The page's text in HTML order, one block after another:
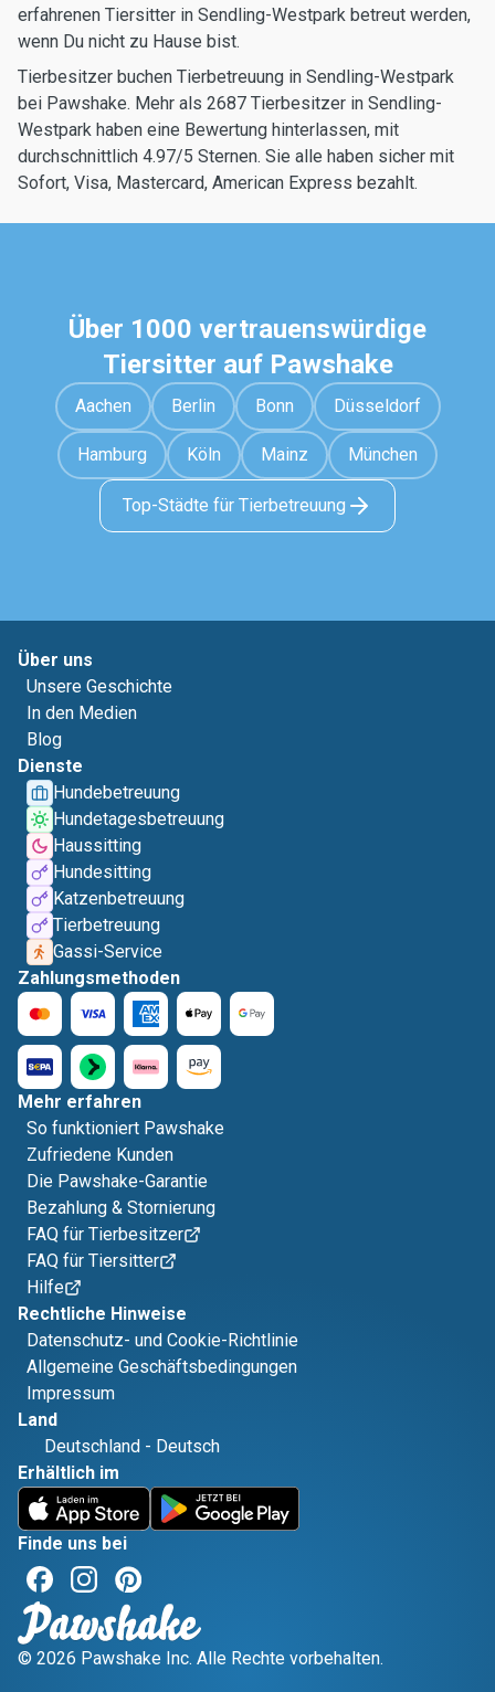
erfahrenen Tiersitter in Sendling-Westpark betreut werden,
wenn Du nicht zu Hause bist.
Tierbesitzer buchen Tierbetreuung in Sendling-Westpark
bei Pawshake. Mehr als 2687 Tierbesitzer in Sendling-
Westpark haben eine Bewertung hinterlassen, mit
durchschnittlich 4.97/5 Sternen. Sie alle haben sicher mit
Sofort, Visa, Mastercard, American Express bezahlt.
Über 1000 vertrauenswürdige
Tiersitter auf Pawshake
Aachen Berlin Bonn Düsseldorf
Hamburg Köln Mainz München
Top-Städte für Tierbetreuung
Über uns
Unsere Geschichte
In den Medien
Blog
Dienste
Hundebetreuung
Hundetagesbetreuung
Haussitting
Hundesitting
Katzenbetreuung
Tierbetreuung
Gassi-Service
Zahlungsmethoden
Mehr erfahren
So funktioniert Pawshake
Zufriedene Kunden
Die Pawshake-Garantie
Bezahlung & Stornierung
FAQ für Tierbesitzer
FAQ für Tiersitter
Hilfe
Rechtliche Hinweise
Datenschutz- und Cookie-Richtlinie
Allgemeine Geschäftsbedingungen
Impressum
Land
Deutschland - Deutsch
Erhältlich im
Finde uns bei
© 2026 Pawshake Inc. Alle Rechte vorbehalten.